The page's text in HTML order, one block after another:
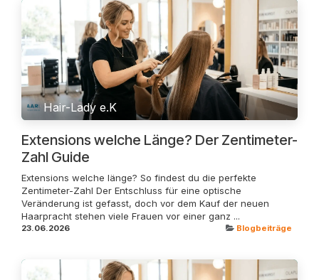
Hair-Lady e.K
Extensions welche Länge? Der Zentimeter-
Zahl Guide
Extensions welche länge? So findest du die perfekte
Zentimeter-Zahl Der Entschluss für eine optische
Veränderung ist gefasst, doch vor dem Kauf der neuen
Haarpracht stehen viele Frauen vor einer ganz ...
23.06.2026 Blogbeiträge